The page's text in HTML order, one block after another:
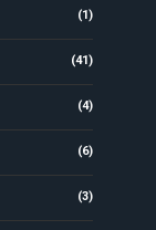
(1)
(41)
(4)
(6)
(3)